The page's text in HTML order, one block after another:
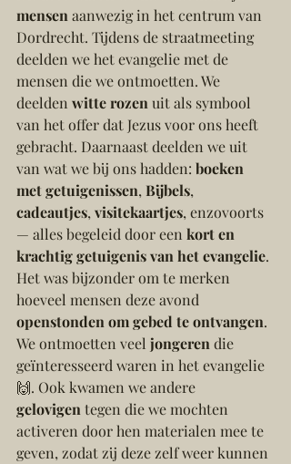
mensen aanwezig in het centrum van
Dordrecht. Tijdens de straatmeeting
deelden we het evangelie met de
mensen die we ontmoetten. We
deelden witte rozen uit als symbool
van het offer dat Jezus voor ons heeft
gebracht. Daarnaast deelden we uit
van wat we bij ons hadden: boeken
met getuigenissen, Bijbels,
cadeautjes, visitekaartjes, enzovoorts
— alles begeleid door een kort en
krachtig getuigenis van het evangelie.
Het was bijzonder om te merken
hoeveel mensen deze avond
openstonden om gebed te ontvangen.
We ontmoetten veel jongeren die
geïnteresseerd waren in het evangelie
🙌. Ook kwamen we andere
gelovigen tegen die we mochten
activeren door hen materialen mee te
geven, zodat zij deze zelf weer kunnen